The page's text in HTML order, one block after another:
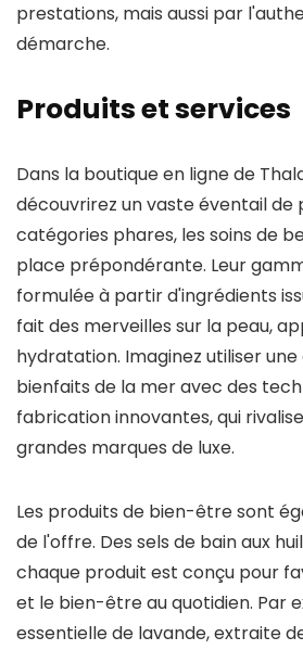
prestations, mais aussi par
démarche.
Produits et services
Dans la boutique en ligne de
découvrirez un vaste éventail de
catégories phares, les soins de
place prépondérante. Leur
formulée à partir d'ingrédients
fait des merveilles sur la peau,
hydratation. Imaginez utiliser
bienfaits de la mer avec des
fabrication innovantes, qui
grandes marques de luxe.
Les produits de bien-être sont
de l'offre. Des sels de bain aux
chaque produit est conçu pour
et le bien-être au quotidien. Par
essentielle de lavande, extraite